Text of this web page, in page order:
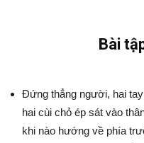
Bài
Đứng thẳng người, hai
hai cùi chỏ ép sát vào
khi nào hướng về phía